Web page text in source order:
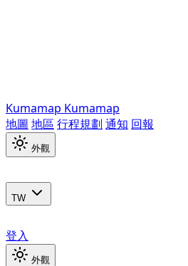
Kumamap Kumamap
地圖 地區 行程規劃 通知 回報
外觀
TW
登入
外觀